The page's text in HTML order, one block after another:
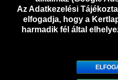
Szolgáltató adatai:
01-09-
A bejegyző bíróság
Az Adatkezelési
elfogadja, hogy a
harmadik fél által